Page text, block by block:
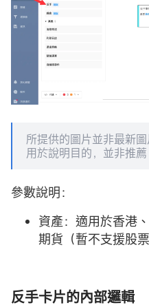
所提供的圖片並非最新
用於說明目的，並非推薦
參數說明：
資產：適用於香港
期貨（暫不支援股
反手卡片的內部邏輯